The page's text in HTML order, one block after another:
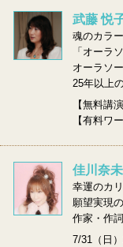
武藤 悦
魂のカラ
「オーラ
オーラソ
25年以上
【無料講
【有料ワ
佳川奈未
幸運のカ
願望実現
作家・作
7/31（日